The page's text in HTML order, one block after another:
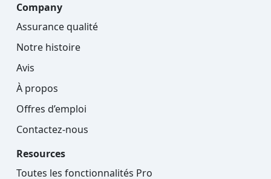
Company
Assurance qualité
Notre histoire
Avis
À propos
Offres d’emploi
Contactez-nous
Resources
Toutes les fonctionnalités Pro